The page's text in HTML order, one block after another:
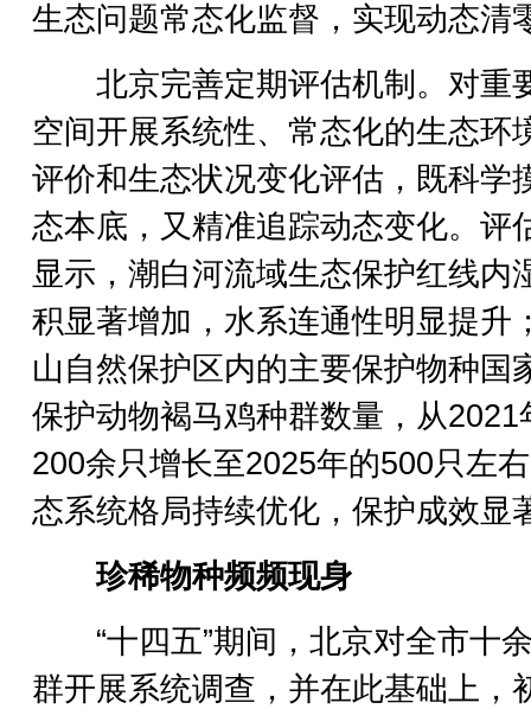
生态问题常态化监督，实现动态清
北京完善定期评估机制。对重
空间开展系统性、常态化的生态环
评价和生态状况变化评估，既科学
态本底，又精准追踪动态变化。评
显示，潮白河流域生态保护红线内
积显著增加，水系连通性明显提升
山自然保护区内的主要保护物种国
保护动物褐马鸡种群数量，从2021
200余只增长至2025年的500只左
态系统格局持续优化，保护成效显
珍稀物种频频现身
“十四五”期间，北京对全市十
群开展系统调查，并在此基础上，